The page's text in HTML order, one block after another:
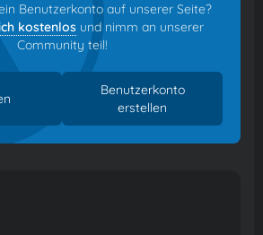
Benutzerkonto auf unserer Seite?
kostenlos und nimm an unserer
Community teil!
Benutzerkonto
erstellen